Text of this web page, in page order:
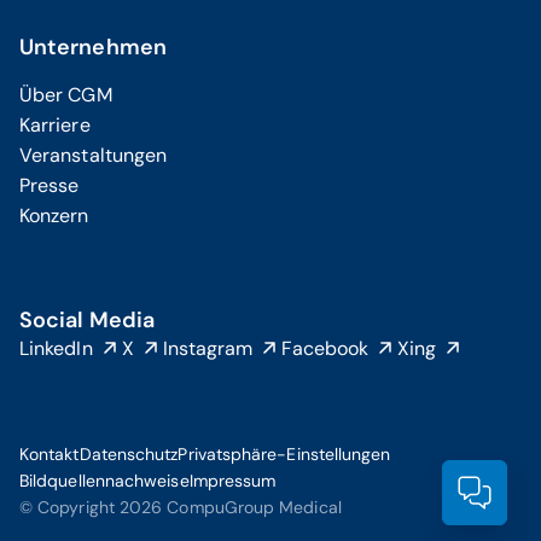
Unternehmen
Über CGM
Karriere
Veranstaltungen
Presse
Konzern
Social Media
LinkedIn X Instagram Facebook Xing
© Copyright 2026 CompuGroup Medical
KontaktDatenschutzPrivatsphäre-Einstellungen
BildquellennachweiseImpressum